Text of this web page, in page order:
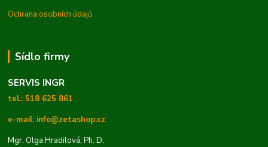
Ochrana osobních údajů
Sídlo firmy
SERVIS INGR
tel.: 518 625 861
e-mail: info@zetashop.cz
Mgr. Olga Hradilová, Ph. D.